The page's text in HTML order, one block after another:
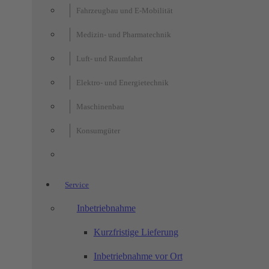
Fahrzeugbau und E-Mobilität
Medizin- und Pharmatechnik
Luft- und Raumfahrt
Elektro- und Energietechnik
Maschinenbau
Konsumgüter
Service
Inbetriebnahme
Kurzfristige Lieferung
Inbetriebnahme vor Ort
Reparatur
Montage von Solarpanel
Komponenten: Batterien
Komponenten: Regenerative